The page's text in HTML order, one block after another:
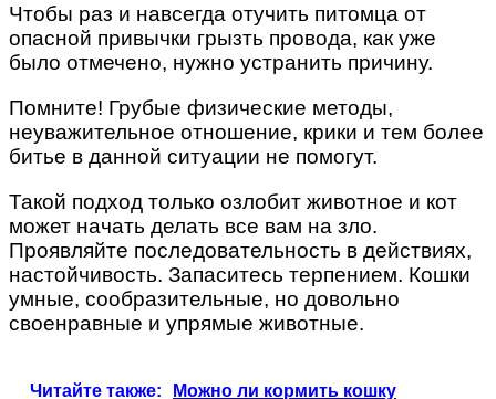
Чтобы раз и навсегда отучить питомца от
опасной привычки грызть провода, как уже
было отмечено, нужно устранить причину.
Помните! Грубые физические методы,
неуважительное отношение, крики и тем более
битье в данной ситуации не помогут.
Такой подход только озлобит животное и кот
может начать делать все вам на зло.
Проявляйте последовательность в действиях,
настойчивость. Запаситесь терпением. Кошки
умные, сообразительные, но довольно
своенравные и упрямые животные.
Читайте также:
Можно ли кормить кошку